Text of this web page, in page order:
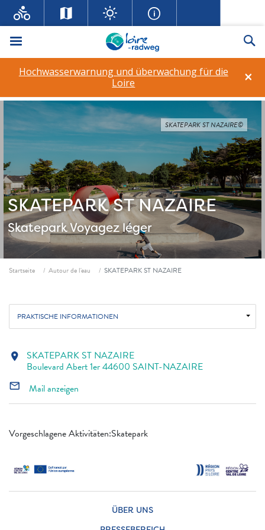
Menü
×
Hochwasserwarnung und überwachung für die
Loire
SKATEPARK ST NAZAIRE
SkateparkVoyagez léger
SKATEPARK ST NAZAIRE©
Fil d'ariane
Startseite Autour de l'eau SKATEPARK ST NAZAIRE
PRAKTISCHE INFORMATIONEN
Vorgeschlagene Aktivitäten:Skatepark
location_on SKATEPARK ST NAZAIRE
Boulevard Abert 1er 44600 SAINT-NAZAIRE
mail_outline Mail anzeigen
ÜBER UNS